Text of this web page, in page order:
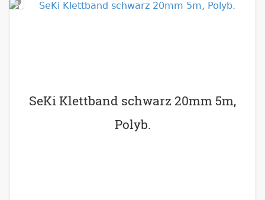
SeKi Klettband schwarz 20mm 5m,
Polyb.